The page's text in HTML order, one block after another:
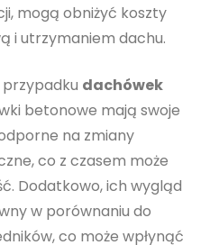
mogą obniżyć koszty
i utrzymaniem dachu.
dachówek
betonowe mają swoje
na zmiany
co z czasem może
Dodatkowo, ich wygląd
w porównaniu do
co może wpłynąć